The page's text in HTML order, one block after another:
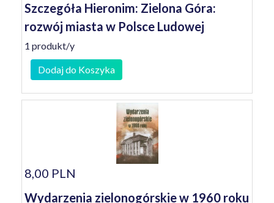
Szczegóła Hieronim: Zielona Góra:
rozwój miasta w Polsce Ludowej
1 produkt/y
Dodaj do Koszyka
8,00 PLN
Wydarzenia zielonogórskie w 1960 roku